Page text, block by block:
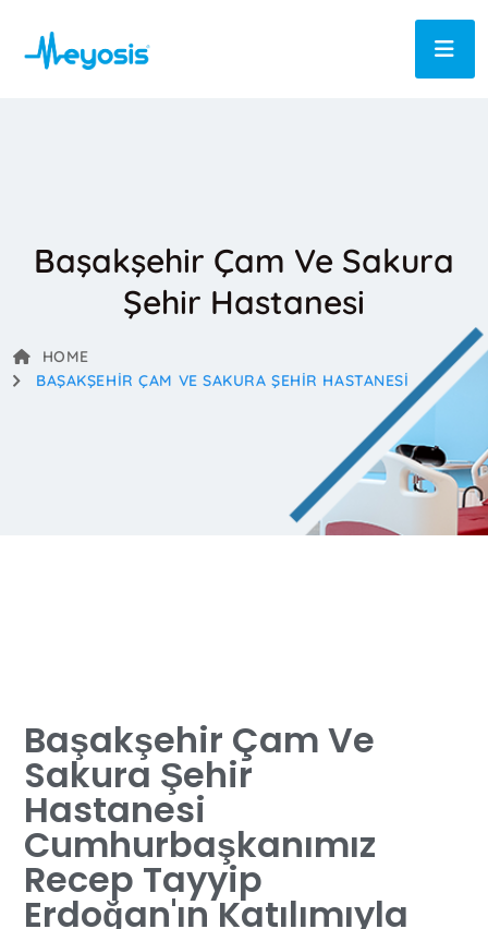
Başakşehir Çam Ve Sakura
Şehir Hastanesi
HOME
BAŞAKŞEHIR ÇAM VE SAKURA ŞEHIR HASTANESI
Başakşehir Çam Ve
Sakura Şehir
Hastanesi
Cumhurbaşkanımız
Recep Tayyip
Erdoğan'ın Katılımıyla